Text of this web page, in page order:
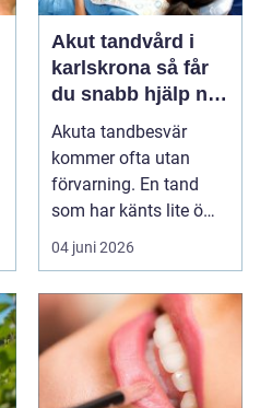
Akut tandvård i
karlskrona så får
du snabb hjälp när
tanden krisar
Akuta tandbesvär
kommer ofta utan
förvarning. En tand
som har känts lite öm
kan plötsligt göra så
on...
04 juni 2026